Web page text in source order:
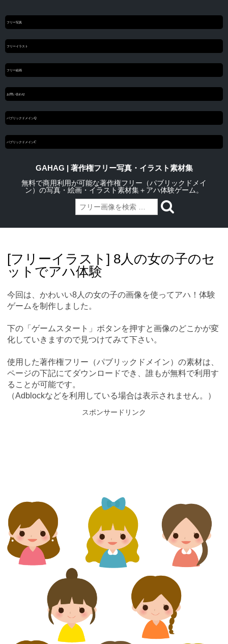
フリー写真
フリーイラスト
フリー絵画
お問い合わせ
パブリックドメインQ
パブリックドメインC
GAHAG | 著作権フリー写真・イラスト素材集
無料で商用利用が可能な著作権フリー（パブリックドメイ
ン）の写真・絵画・イラスト素材集＋アハ体験ゲーム。
content[フリーイラスト] 8人の女の子のセ
ットでアハ体験
今回は、かわいい8人の女の子の画像を使ってアハ！体験
ゲームを制作しました。
下の「ゲームスタート」ボタンを押すと画像のどこかが変
化していきますので見つけてみて下さい。
使用した著作権フリー（パブリックドメイン）の素材は、
ページの下記にてダウンロードでき、誰もが無料で利用す
ることが可能です。
（Adblockなどを利用している場合は表示されません。）
スポンサードリンク